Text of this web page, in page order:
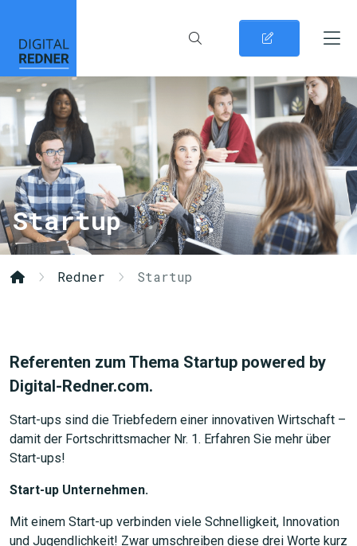
Startup
Redner Startup
Referenten zum Thema Startup powered by
Digital-Redner.com.
Start-ups sind die Triebfedern einer innovativen Wirtschaft –
damit der Fortschrittsmacher Nr. 1. Erfahren Sie mehr über
Start-ups!
Start-up Unternehmen.
Mit einem Start-up verbinden viele Schnelligkeit, Innovation
und Jugendlichkeit! Zwar umschreiben diese drei Worte kurz